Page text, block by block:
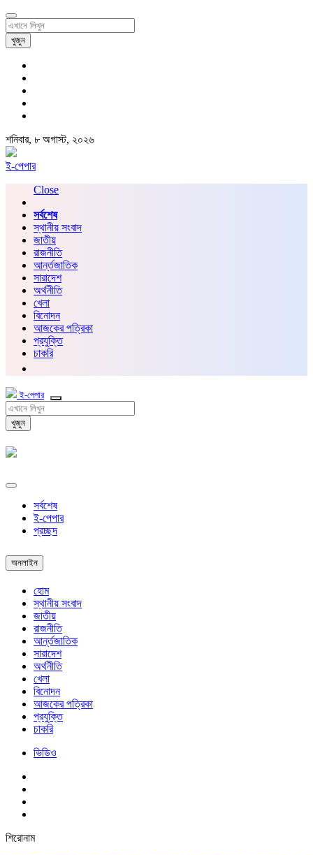
খুজুন
শনিবার, ৮ অগাস্ট, ২০২৬
ই-পেপার
Close
সর্বশেষ
স্থানীয় সংবাদ
জাতীয়
রাজনীতি
আর্ন্তজাতিক
সারাদেশ
অর্থনীতি
খেলা
বিনোদন
আজকের পত্রিকা
প্রযুক্তি
চাকরি
ই-পেপার
খুজুন
সর্বশেষ
ই-পেপার
প্রচ্ছদ
অনলাইন
হোম
স্থানীয় সংবাদ
জাতীয়
রাজনীতি
আর্ন্তজাতিক
সারাদেশ
অর্থনীতি
খেলা
বিনোদন
আজকের পত্রিকা
প্রযুক্তি
চাকরি
ভিডিও
শিরোনাম